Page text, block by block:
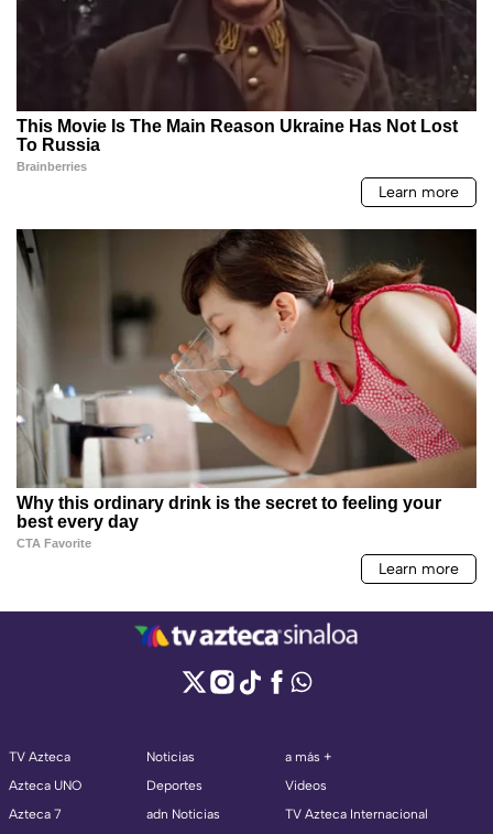
TV Azteca
Azteca UNO
Azteca 7
Noticias
Deportes
adn Noticias
a más +
Videos
TV Azteca Internacional